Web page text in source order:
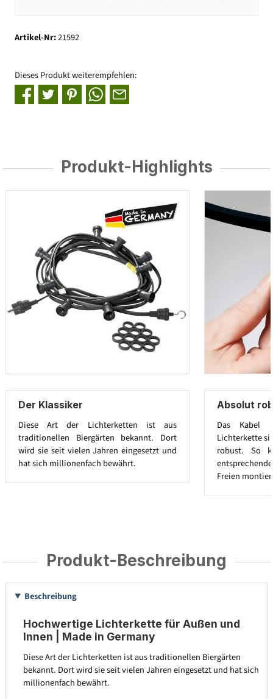
Artikel-Nr:21592
Dieses Produkt weiterempfehlen:
Produkt-Highlights
Der Klassiker
Diese Art der Lichterketten ist aus
traditionellen Biergärten bekannt. Dort
wird sie seit vielen Jahren eingesetzt und
hat sich millionenfach bewährt.
Absolut
Das Kabel
Lichterkette
robust. So
Freien
Produkt-Beschreibung
Beschreibung
Hochwertige Lichterkette für Außen und
Innen | Made in Germany
Diese Art der Lichterketten ist aus traditionellen Biergärten
bekannt. Dort wird sie seit vielen Jahren eingesetzt und hat sich
millionenfach bewährt.